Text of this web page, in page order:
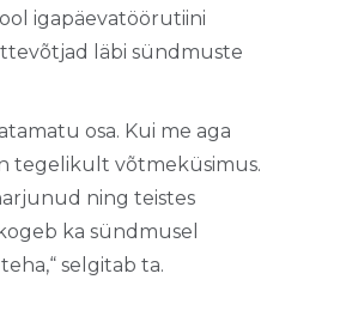
igapäevatöörutiini
läbi sündmuste
osa. Kui me aga
tegelikult võtmeküsimus.
ning teistes
ka sündmusel
selgitab ta.